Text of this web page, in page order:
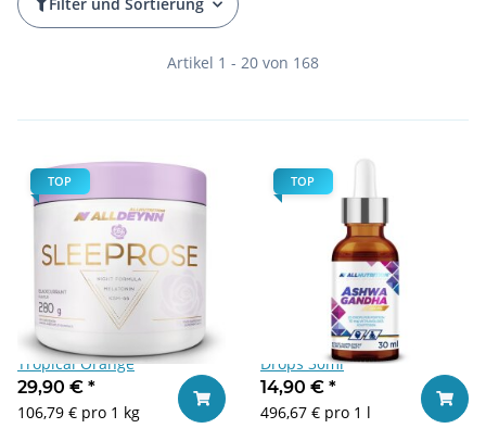
Artikel 1 - 20 von 168
TOP
ALLDEYNN SLEEPROSE 280g
Tropical Orange
29,90 € *
106,79 € pro 1 kg
In den Warenkorb
TOP
Allnutrition Ashwagandha
Drops 30ml
14,90 € *
496,67 € pro 1 l
In